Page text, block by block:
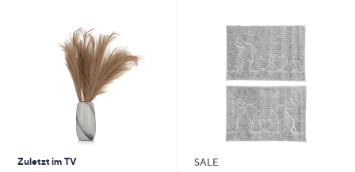
Zuletzt im TV
SALE